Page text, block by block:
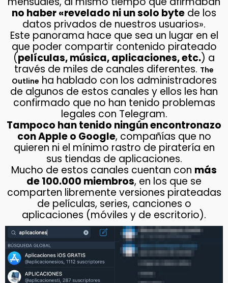
no haber «revelado ni un solo byte de los
datos privados de nuestros usuarios».
Este panorama hace que sea un lugar en el
que poder compartir contenido pirateado
(películas, música, aplicaciones, etc.) a
través de miles de canales diferentes. The
Outline ha hablado con los administradores
de algunos de estos canales y ellos les han
confirmado que no han tenido problemas
legales con Telegram.
Tampoco han tenido ningún encontronazo
con Apple o Google, compañías que no
quieren ni el mínimo rastro de piratería en
sus tiendas de aplicaciones.
Mucho de estos canales cuentan con más
de 100.000 miembros, en los que se
comparten libremente versiones pirateadas
de películas, series, canciones o
aplicaciones (móviles y de escritorio).